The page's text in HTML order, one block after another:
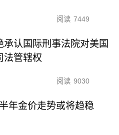
阅读 7449
承认国际刑事法院对美国
法管辖权
阅读 9030
年金价走势或将趋稳